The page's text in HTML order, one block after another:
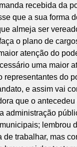
recebida da
que a sua forma
almeja ser
o plano de
atenção do
uma maior
e assim vai
que o
trabalhar, mas